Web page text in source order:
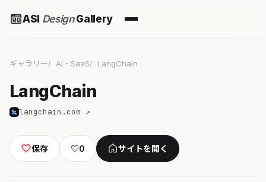
ASI DesignGallery
ギャラリー AI・SaaS LangChain
LangChain
langchain.com ↗
保存 ♡0 サイトを開く